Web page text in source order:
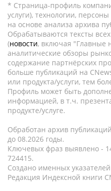
* Страница-профиль
услуги), технологии,
на основе анализа архива
Обрабатываются тексты
(новости, включая "Главные
аналитические обзоры
содержание партнёрских
больше публикаций на
или продукта/услуги, тем
Профиль может быть
информацией, в т.ч.
продукте/услуге.
Обработан архив
до 08.2026 годы.
Ключевых фраз выявлено -
724415.
Создано именных
Редакция Индексной книги